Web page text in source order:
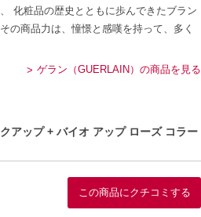
化粧品の歴史とともに歩んできたブラン
の商品力は、憧憬と感嘆を持って、多く
ゲラン（GUERLAIN）の商品を見る
アップ + バイオ アップ ローズ コラー
この商品にクチコミする